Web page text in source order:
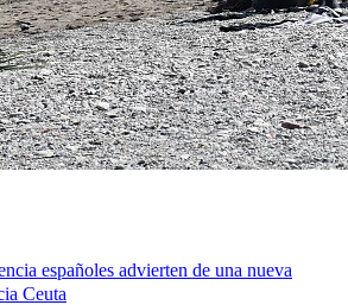
españoles advierten de una nueva
Ceuta